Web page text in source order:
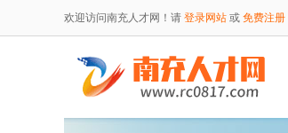
欢迎访问南充人才网！请 登录网站 或 免费注册